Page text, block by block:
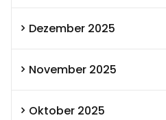
Dezember 2025
November 2025
Oktober 2025